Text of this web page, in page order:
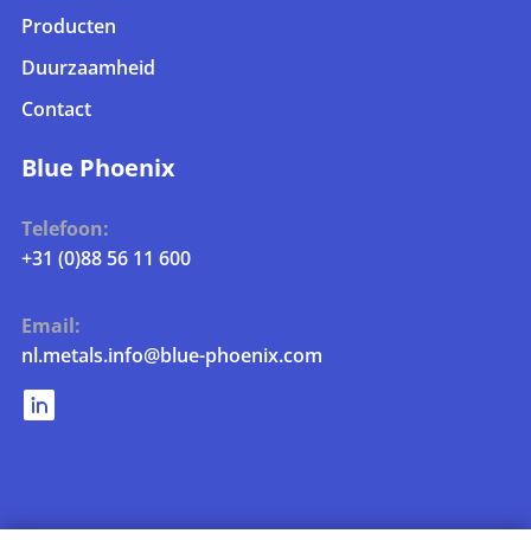
Producten
Duurzaamheid
Contact
Blue Phoenix
Telefoon:
+31 (0)88 56 11 600
Email:
nl.metals.info@blue-phoenix.com